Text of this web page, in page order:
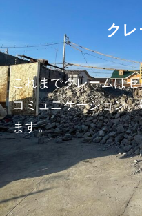
ク
これまでクレームは
コミュニケーション
ます。